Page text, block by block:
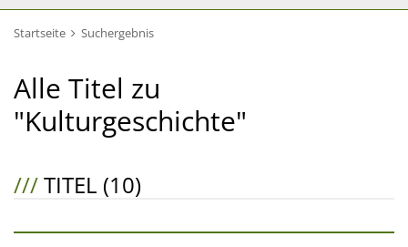
Startseite Suchergebnis
Alle Titel zu
"Kulturgeschichte"
///TITEL (10)